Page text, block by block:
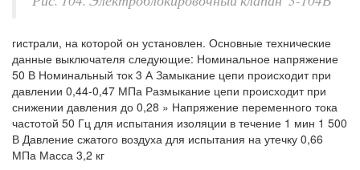
гистрали, на которой он установлен. Основные технические
данные выключателя следующие: Номинальное напряжение
50 В Номинальный ток 3 А Замыкание цепи происходит при
давлении 0,44-0,47 МПа Размыкание цепи происходит при
снижении давления до 0,28 » Напряжение переменного тока
частотой 50 Гц для испытания изоляции в течение 1 мин 1 500
В Давление сжатого воздуха для испытания на утечку 0,66
МПа Масса 3,2 кг